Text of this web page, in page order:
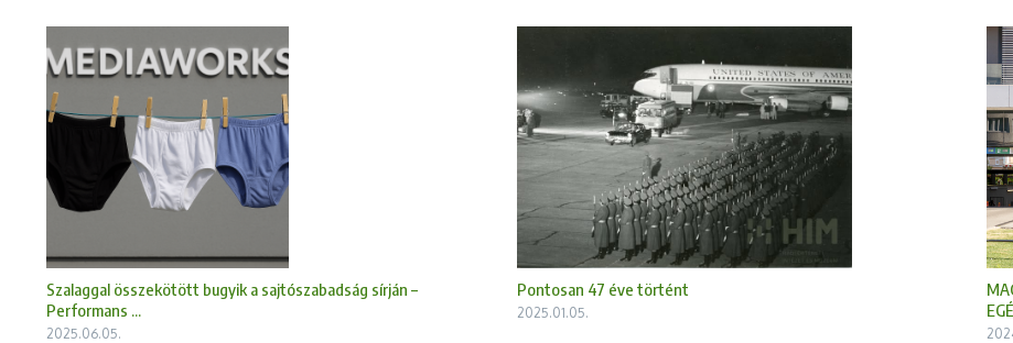
Szalaggal összekötött bugyik a sajtószabadság sírján –
Performans ...
2025.06.05.
Pontosan 47 éve történt
2025.01.05.